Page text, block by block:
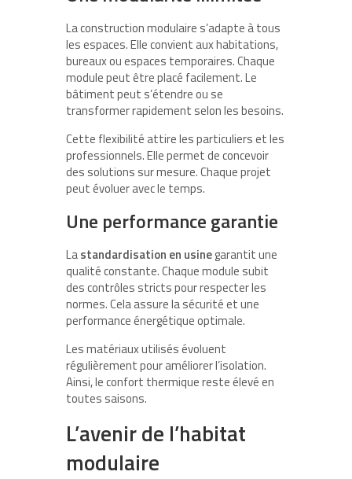
La construction modulaire s’adapte à tous
les espaces. Elle convient aux habitations,
bureaux ou espaces temporaires. Chaque
module peut être placé facilement. Le
bâtiment peut s’étendre ou se
transformer rapidement selon les besoins.
Cette flexibilité attire les particuliers et les
professionnels. Elle permet de concevoir
des solutions sur mesure. Chaque projet
peut évoluer avec le temps.
Une performance garantie
Lastandardisation en usinegarantit une
qualité constante. Chaque module subit
des contrôles stricts pour respecter les
normes. Cela assure la sécurité et une
performance énergétique optimale.
Les matériaux utilisés évoluent
régulièrement pour améliorer l’isolation.
Ainsi, le confort thermique reste élevé en
toutes saisons.
L’avenir de l’habitat
modulaire